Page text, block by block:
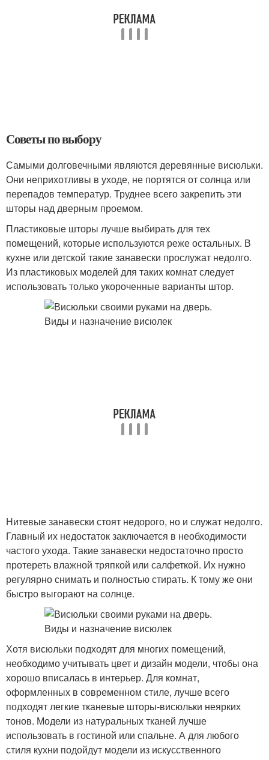
Советы по выбору
Самыми долговечными являются деревянные висюльки.
Они неприхотливы в уходе, не портятся от солнца или
перепадов температур. Труднее всего закрепить эти
шторы над дверным проемом.
Пластиковые шторы лучше выбирать для тех
помещений, которые используются реже остальных. В
кухне или детской такие занавески прослужат недолго.
Из пластиковых моделей для таких комнат следует
использовать только укороченные варианты штор.
Нитевые занавески стоят недорого, но и служат недолго.
Главный их недостаток заключается в необходимости
частого ухода. Такие занавески недостаточно просто
протереть влажной тряпкой или салфеткой. Их нужно
регулярно снимать и полностью стирать. К тому же они
быстро выгорают на солнце.
Хотя висюльки подходят для многих помещений,
необходимо учитывать цвет и дизайн модели, чтобы она
хорошо вписалась в интерьер. Для комнат,
оформленных в современном стиле, лучше всего
подходят легкие тканевые шторы-висюльки неярких
тонов. Модели из натуральных тканей лучше
использовать в гостиной или спальне. А для любого
стиля кухни подойдут модели из искусственного